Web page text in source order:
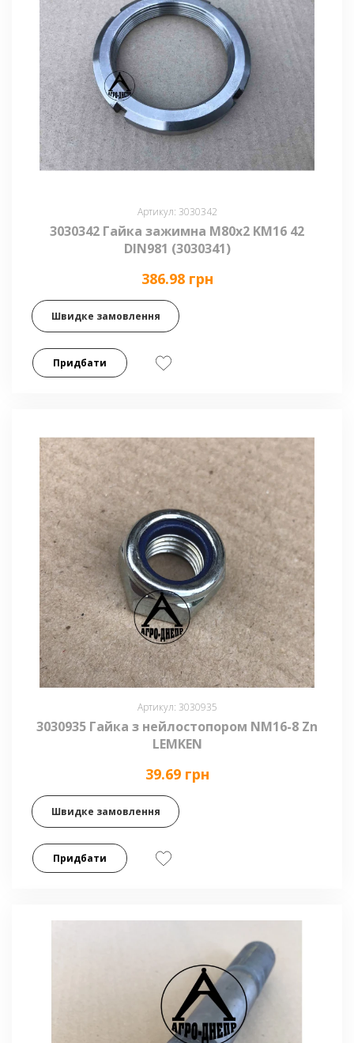
Артикул: 3030342
3030342 Гайка зажимна M80x2 KM16 42
DIN981 (3030341)
386.98 грн
Швидке замовлення
Придбати
Артикул: 3030935
3030935 Гайка з нейлостопором NM16-8 Zn
LEMKEN
39.69 грн
Швидке замовлення
Придбати